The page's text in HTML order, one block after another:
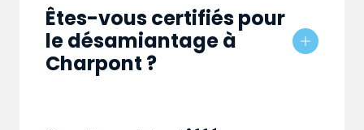
Êtes-vous certifiés pour
le désamiantage à
Charpont ?